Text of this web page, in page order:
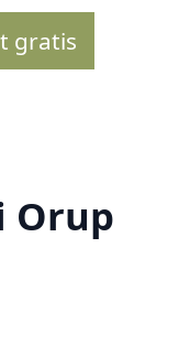
gratis
Orup